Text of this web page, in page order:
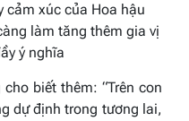
cảm xúc của Hoa hậu
làm tăng thêm gia vị
ý nghĩa
biết thêm: “Trên con
dự định trong tương lai,